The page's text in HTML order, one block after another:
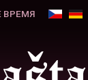
ВРЕМЯ